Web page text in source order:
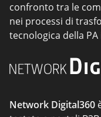
confronto tra le
nei processi di
tecnologica della PA
Network Digital360